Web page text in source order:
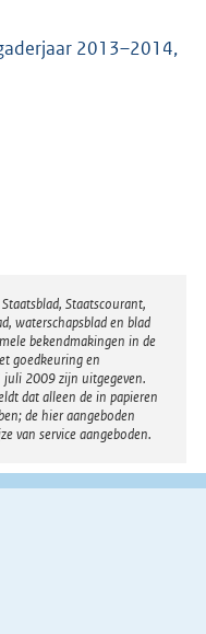
2013–2014,
Staatscourant,
waterschapsblad en blad
bekendmakingen in de
goedkeuring en
juli 2009 zijn uitgegeven.
dat alleen de in papieren
de hier aangeboden
van service aangeboden.